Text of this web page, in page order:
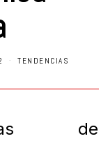
TENDENCIAS
de